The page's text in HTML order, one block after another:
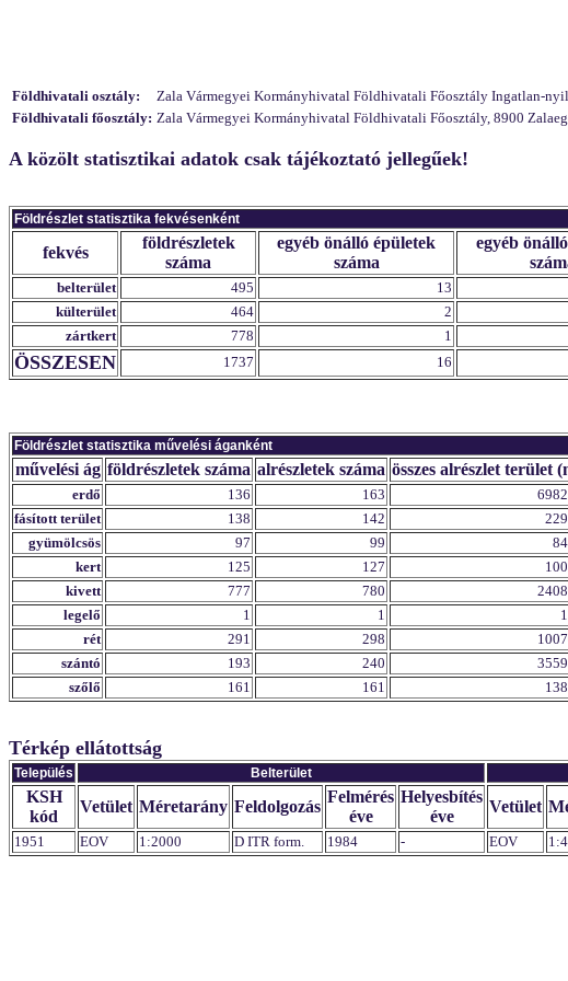
Földhivatali osztály:
Zala Vármegyei Kormányhivatal Földhivatali Főosztály Ingatlan-
Földhivatali főosztály: Zala Vármegyei Kormányhivatal Földhivatali Főosztály, 8900
A közölt statisztikai adatok csak tájékoztató jellegűek!
Földrészlet statisztika fekvésenként
fekvés
földrészletek
száma
egyéb önálló épületek
száma
egyéb
belterület 495 13
külterület
464 2
zártkert
778 1
ÖSSZESEN 1737 16
Földrészlet statisztika művelési áganként
művelési ág földrészletek száma alrészletek száma összes alrészlet terület
erdő 136 163
fásított terület
138 142
gyümölcsös
97 99
kert
125 127
kivett
777 780
legelő
1 1
rét
291 298
szántó
193 240
szőlő
161 161
Térkép ellátottság
Település Belterület
KSH
kód
Vetület Méretarány Feldolgozás
Felmérés
éve
Helyesbítés
éve
Vetület
1951 EOV 1:2000 D ITR form. 1984 - EOV